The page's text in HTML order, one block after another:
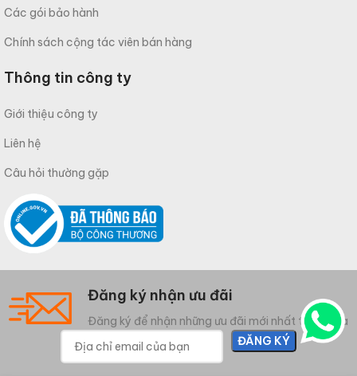
Các gói bảo hành
Chính sách cộng tác viên bán hàng
Thông tin công ty
Giới thiệu công ty
Liên hệ
Câu hỏi thường gặp
Đăng ký nhận ưu đãi
Đăng ký để nhận những ưu đãi mới nhất từ Meliwa